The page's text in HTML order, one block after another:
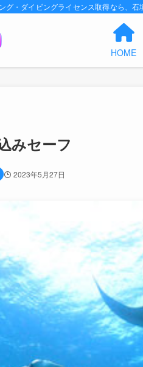
・ダイビングライセンス取得なら、
HOME
みセーフ
2023年5月27日